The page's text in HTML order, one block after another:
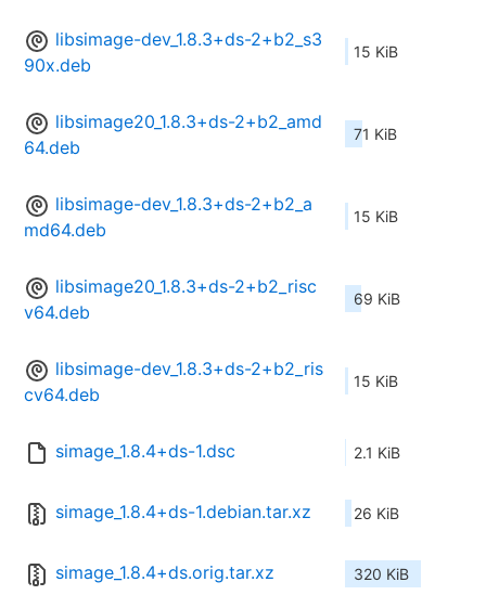
libsimage-dev_1.8.3+ds-2+b2_s3
90x.deb
15 KiB
libsimage20_1.8.3+ds-2+b2_amd
64.deb
71 KiB
libsimage-dev_1.8.3+ds-2+b2_a
md64.deb
15 KiB
libsimage20_1.8.3+ds-2+b2_risc
v64.deb
69 KiB
libsimage-dev_1.8.3+ds-2+b2_ris
cv64.deb
15 KiB
simage_1.8.4+ds-1.dsc 2.1 KiB
simage_1.8.4+ds-1.debian.tar.xz 26 KiB
simage_1.8.4+ds.orig.tar.xz 320 KiB